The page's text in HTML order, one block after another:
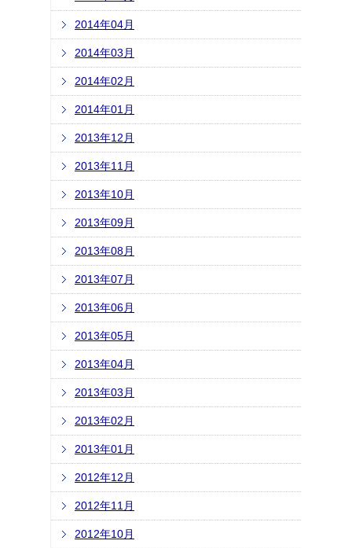
2014年04月
2014年03月
2014年02月
2014年01月
2013年12月
2013年11月
2013年10月
2013年09月
2013年08月
2013年07月
2013年06月
2013年05月
2013年04月
2013年03月
2013年02月
2013年01月
2012年12月
2012年11月
2012年10月